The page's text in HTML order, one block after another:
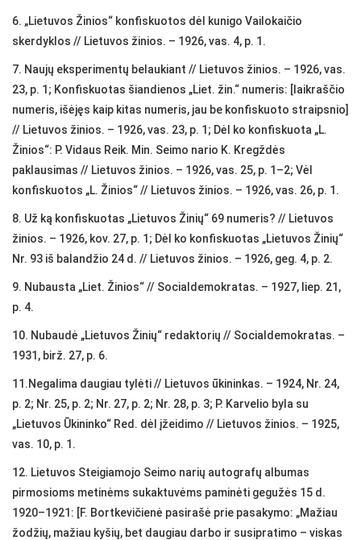
6. „Lietuvos Žinios“ konfiskuotos dėl kunigo Vailokaičio
skerdyklos // Lietuvos žinios. – 1926, vas. 4, p. 1.
7. Naujų eksperimentų belaukiant // Lietuvos žinios. – 1926, vas.
23, p. 1; Konfiskuotas šiandienos „Liet. žin.“ numeris: [laikraščio
numeris, išėjęs kaip kitas numeris, jau be konfiskuoto straipsnio]
// Lietuvos žinios. – 1926, vas. 23, p. 1; Dėl ko konfiskuota „L.
Žinios“: P. Vidaus Reik. Min. Seimo nario K. Kregždės
paklausimas // Lietuvos žinios. – 1926, vas. 25, p. 1–2; Vėl
konfiskuotos „L. Žinios“ // Lietuvos žinios. – 1926, vas. 26, p. 1.
8. Už ką konfiskuotas „Lietuvos Žinių“ 69 numeris? // Lietuvos
žinios. – 1926, kov. 27, p. 1; Dėl ko konfiskuotas „Lietuvos Žinių“
Nr. 93 iš balandžio 24 d. // Lietuvos žinios. – 1926, geg. 4, p. 2.
9. Nubausta „Liet. Žinios“ // Socialdemokratas. – 1927, liep. 21,
p. 4.
10. Nubaudė „Lietuvos Žinių“ redaktorių // Socialdemokratas. –
1931, birž. 27, p. 6.
11.Negalima daugiau tylėti // Lietuvos ūkininkas. – 1924, Nr. 24,
p. 2; Nr. 25, p. 2; Nr. 27, p. 2; Nr. 28, p. 3; P. Karvelio byla su
„Lietuvos Ūkininko“ Red. dėl įžeidimo // Lietuvos žinios. – 1925,
vas. 10, p. 1.
12. Lietuvos Steigiamojo Seimo narių autografų albumas
pirmosioms metinėms sukaktuvėms paminėti gegužės 15 d.
1920–1921: [F. Bortkevičienė pasirašė prie pasakymo: „Mažiau
žodžių, mažiau kyšių, bet daugiau darbo ir susipratimo – viskas